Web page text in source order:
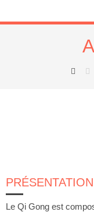
PRÉSENTATION
Le Qi Gong est